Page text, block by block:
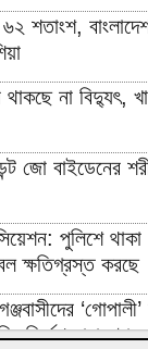
৬২ শতাংশ,
না বিদ্যুৎ,
জো বাইডেনের
পুলিশে
ক্ষতিগ্রস্ত করছে
নির্দেশ